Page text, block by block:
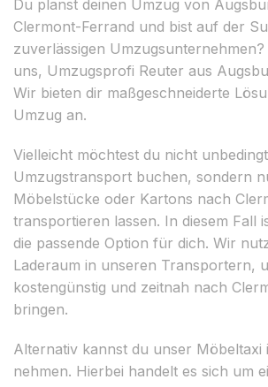
Du planst deinen Umzug von
Clermont-Ferrand und bist auf der
zuverlässigen
uns, Umzugsprofi Reuter aus
Wir bieten dir maßgeschneiderte
Umzug an.
Vielleicht möchtest du nicht
Umzugstransport buchen, sondern
Möbelstücke oder Kartons nach
transportieren lassen. In diesem Fall
die passende Option für dich. Wir
Laderaum in unseren Transportern,
kostengünstig und zeitnah nach
bringen.
Alternativ kannst du unser Möbeltaxi
nehmen. Hierbei handelt es sich um